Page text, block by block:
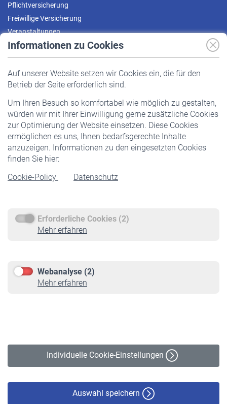
Informationen zu Cookies
Auf unserer Website setzen wir Cookies ein, die für den
Betrieb der Seite erforderlich sind.
Um Ihren Besuch so komfortabel wie möglich zu gestalten,
würden wir mit Ihrer Einwilligung gerne zusätzliche Cookies
zur Optimierung der Website einsetzen. Diese Cookies
ermöglichen es uns, Ihnen bedarfsgerechte Inhalte
anzuzeigen. Informationen zu den eingesetzten Cookies
finden Sie hier:
Cookie-Policy
Datenschutz
Erforderliche Cookies (2)
Mehr erfahren
Webanalyse (2)
Mehr erfahren
Individuelle Cookie-Einstellungen
Auswahl speichern
Pflichtversicherung
Freiwillige Versicherung
Veranstaltungen
Pflichtversicherung
Staatliche Förderung
Veranstaltungen
Rentner
Rentenbeginn
Rente beantragen
Service
Informationen
Online-Rechner
VBLnewsletter
Erklärung zur Barrierefreiheit